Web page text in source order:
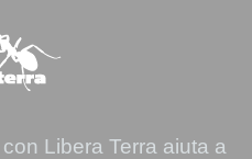
Libera Terra aiuta a